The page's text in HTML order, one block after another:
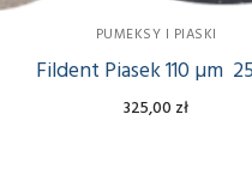
PUMEKSY I PIASKI
Fildent Piasek 110 µm
325,00 zł